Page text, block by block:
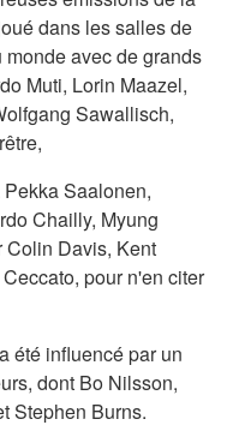
dans les salles de
avec de grands
Muti, Lorin Maazel,
Sawallisch,
Saalonen,
Chailly, Myung
Colin Davis, Kent
pour n'en citer
été influencé par un
dont Bo Nilsson,
Stephen Burns.